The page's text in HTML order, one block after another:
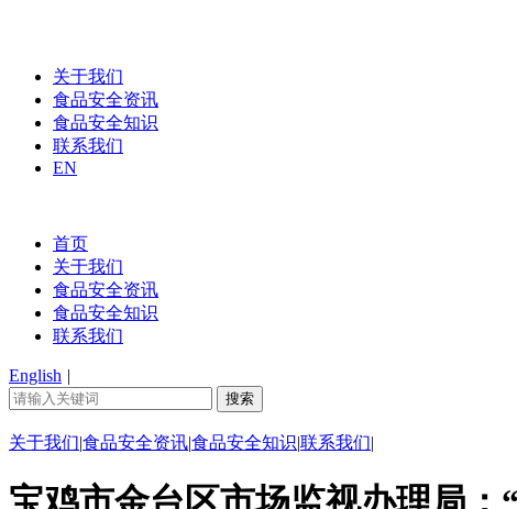
关于我们
食品安全资讯
食品安全知识
联系我们
EN
首页
关于我们
食品安全资讯
食品安全知识
联系我们
English |
关于我们|食品安全资讯|食品安全知识|联系我们|